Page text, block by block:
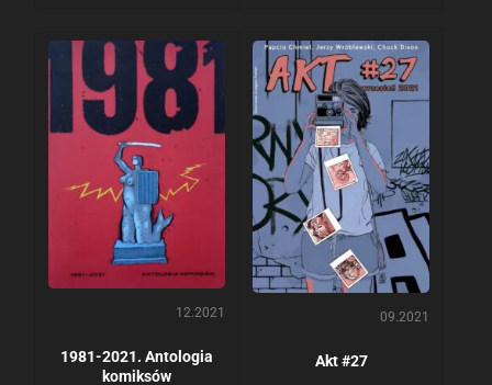
12.2021
1981-2021. Antologia
komiksów
09.2021
Akt #27